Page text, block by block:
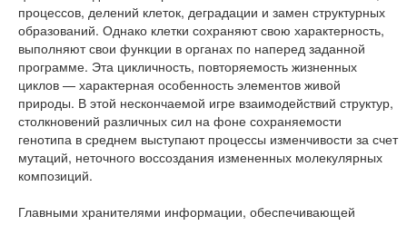
процессов, делений клеток, деградации и замен структурных
образований. Однако клетки сохраняют свою характерность,
выполняют свои функции в органах по наперед заданной
программе. Эта цикличность, повторяемость жизненных
циклов — характерная особенность элементов живой
природы. В этой нескончаемой игре взаимодействий структур,
столкновений различных сил на фоне сохраняемости
генотипа в среднем выступают процессы изменчивости за счет
мутаций, неточного воссоздания измененных молекулярных
композиций.
Главными хранителями информации, обеспечивающей